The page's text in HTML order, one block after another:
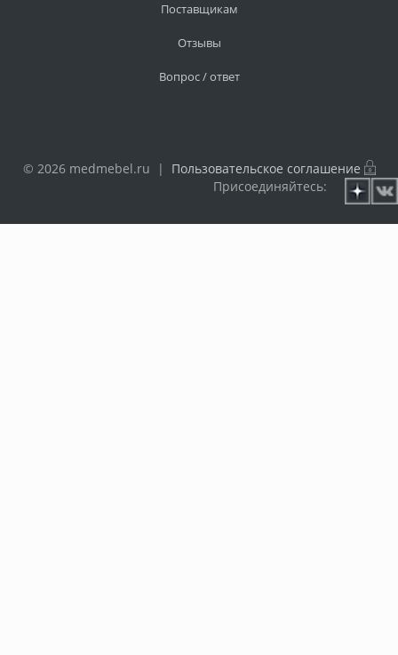
Поставщикам
Отзывы
Вопрос / ответ
© 2026 medmebel.ru | Пользовательское соглашение
Присоединяйтесь: